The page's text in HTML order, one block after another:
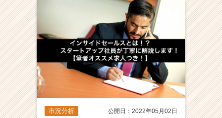
市況分析
公開日：2022年05月02日